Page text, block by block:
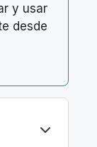
y usar
desde